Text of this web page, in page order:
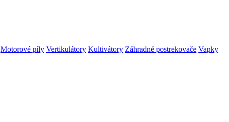
Motorové píly Vertikulátory Kultivátory Záhradné postrekovače Vapky